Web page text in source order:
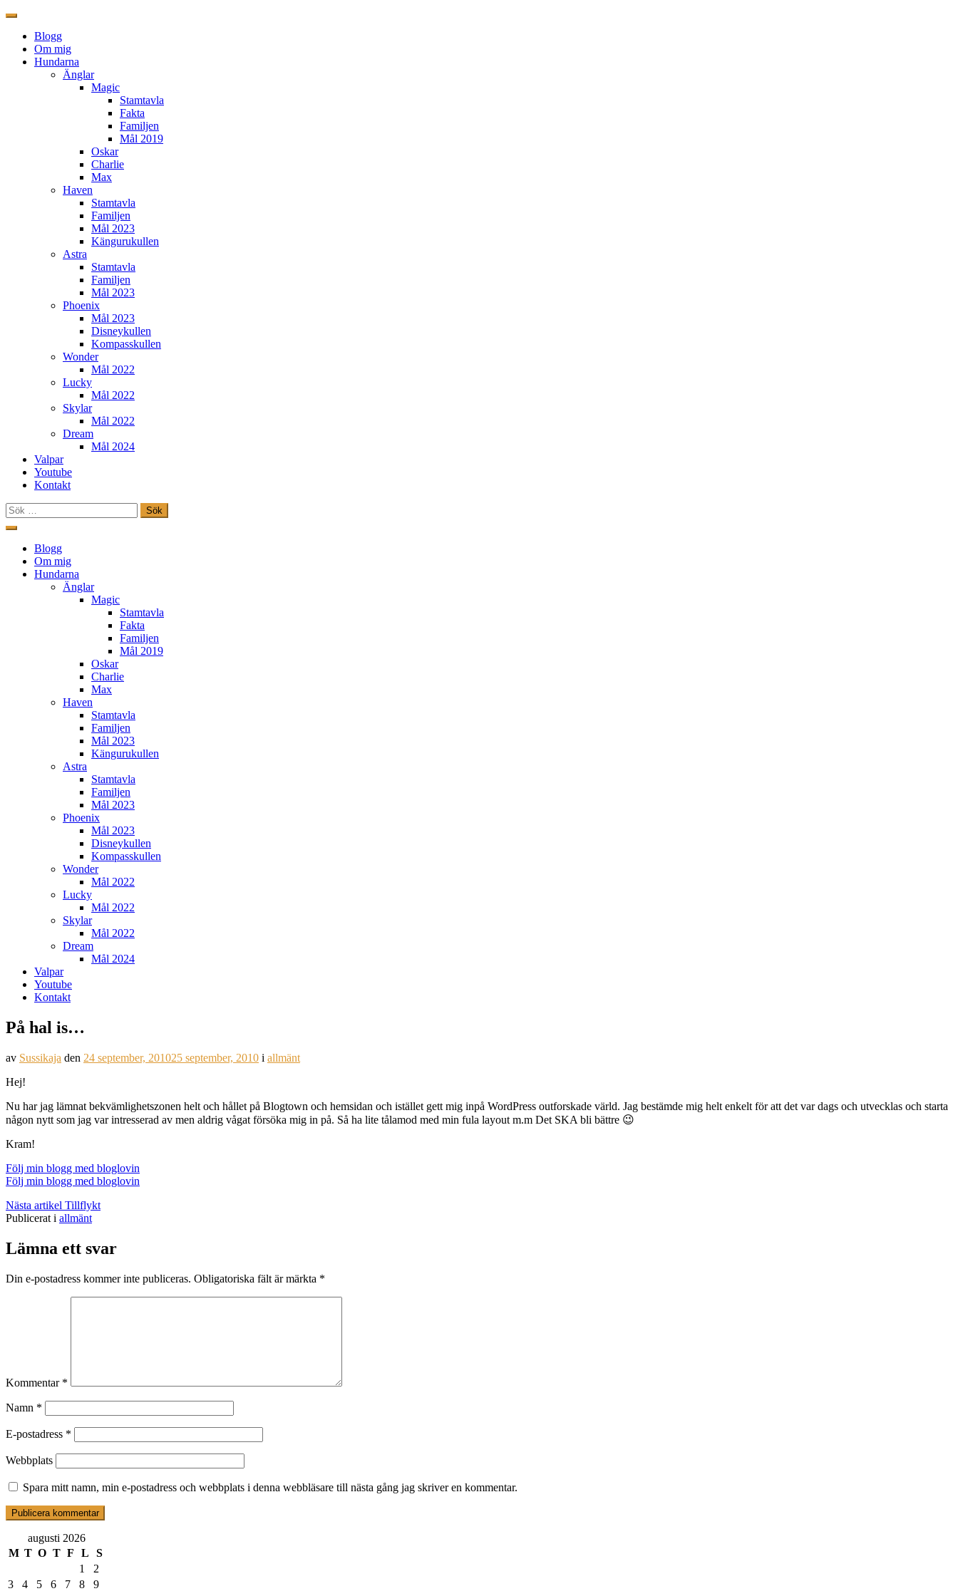
Blogg
Om mig
Hundarna
Änglar
Magic
Stamtavla
Fakta
Familjen
Mål 2019
Oskar
Charlie
Max
Haven
Stamtavla
Familjen
Mål 2023
Kängurukullen
Astra
Stamtavla
Familjen
Mål 2023
Phoenix
Mål 2023
Disneykullen
Kompasskullen
Wonder
Mål 2022
Lucky
Mål 2022
Skylar
Mål 2022
Dream
Mål 2024
Valpar
Youtube
Kontakt
Sök
efter:
Hoppa
innehåll
Freestylehundar.se
Blogg
Om mig
Hundarna
Änglar
Magic
Stamtavla
Fakta
Familjen
Mål 2019
Oskar
Charlie
Max
Haven
Stamtavla
Familjen
Mål 2023
Kängurukullen
Astra
Stamtavla
Familjen
Mål 2023
Phoenix
Mål 2023
Disneykullen
Kompasskullen
Wonder
Mål 2022
Lucky
Mål 2022
Skylar
Mål 2022
Dream
Mål 2024
Valpar
Youtube
Kontakt
På hal is…
av Sussikaja den 24 september, 201025 september, 2010 i allmänt
Hej!
Nu har jag lämnat bekvämlighetszonen helt och hållet på Blogtown och hemsidan och istället gett mig inpå WordPress outforskade värld. Jag bestämde mig helt enkelt för att det var dags och utvecklas och starta
någon nytt som jag var intresserad av men aldrig vågat försöka mig in på. Så ha lite tålamod med min fula layout m.m Det SKA bli bättre 😉
Kram!
Följ min blogg med bloglovin
Följ min blogg med bloglovin
Fortsätt
läsa
Nästa artikel Tillflykt
Publicerat i allmänt
Lämna ett svar
Din e-postadress kommer inte publiceras. Obligatoriska fält är märkta *
Kommentar *
Namn *
E-postadress *
Webbplats
Spara mitt namn, min e-postadress och webbplats i denna webbläsare till nästa gång jag skriver en kommentar.
augusti 2026
M T O T F L
S
1
2
3
4 5 6 7 8
9